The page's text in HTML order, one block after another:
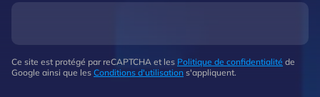
Ce site est protégé par reCAPTCHA et les Politique de confidentialité de
Google ainsi que les Conditions d'utilisation s'appliquent.